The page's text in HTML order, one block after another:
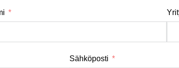
Sähköposti